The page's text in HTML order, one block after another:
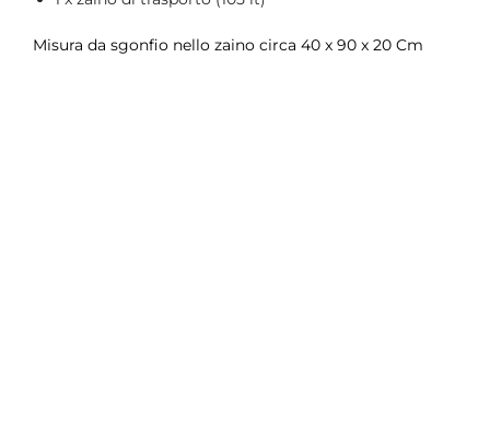
Misura da sgonfio nello zaino circa 40 x 90 x 20 Cm